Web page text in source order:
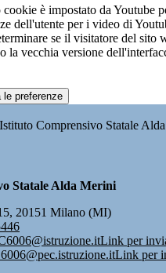
cookie è impostato da Youtube
dell'utente per i video di
se il visitatore del sito
la vecchia versione
le preferenze
Istituto Comprensivo Statale
Statale Alda Merini
20151 Milano (MI)
Link per
Link per